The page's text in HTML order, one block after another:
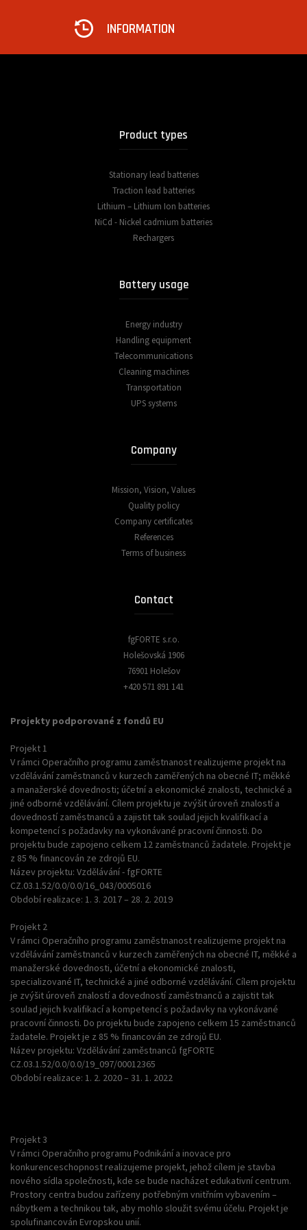
INFORMATION
Product types
Stationary lead batteries
Traction lead batteries
Lithium – Lithium Ion batteries
NiCd - Nickel cadmium batteries
Rechargers
Battery usage
Energy industry
Handling equipment
Telecommunications
Cleaning machines
Transportation
UPS systems
Company
Mission, Vision, Values
Quality policy
Company certificates
References
Terms of business
Contact
fgFORTE s.r.o.
Holešovská 1906
76901 Holešov
+420 571 891 141
Projekty podporované z fondů EU
Projekt 1
V rámci Operačního programu zaměstnanost realizujeme projekt na
vzdělávání zaměstnanců v kurzech zaměřených na obecné IT; měkké
a manažerské dovednosti; účetní a ekonomické znalosti, technické a
jiné odborné vzdělávání. Cílem projektu je zvýšit úroveň znalostí a
dovedností zaměstnanců a zajistit tak soulad jejich kvalifikací a
kompetencí s požadavky na vykonávané pracovní činnosti. Do
projektu bude zapojeno celkem 12 zaměstnanců žadatele. Projekt je
z 85 % financován ze zdrojů EU.
Název projektu: Vzdělávání - fgFORTE
CZ.03.1.52/0.0/0.0/16_043/0005016
Období realizace: 1. 3. 2017 – 28. 2. 2019
Projekt 2
V rámci Operačního programu zaměstnanost realizujeme projekt na
vzdělávání zaměstnanců v kurzech zaměřených na obecné IT, měkké a
manažerské dovednosti, účetní a ekonomické znalosti,
specializované IT, technické a jiné odborné vzdělávání. Cílem projektu
je zvýšit úroveň znalostí a dovedností zaměstnanců a zajistit tak
soulad jejich kvalifikací a kompetencí s požadavky na vykonávané
pracovní činnosti. Do projektu bude zapojeno celkem 15 zaměstnanců
žadatele. Projekt je z 85 % financován ze zdrojů EU.
Název projektu: Vzdělávání zaměstnanců fgFORTE
CZ.03.1.52/0.0/0.0/19_097/00012365
Období realizace: 1. 2. 2020 – 31. 1. 2022
Projekt 3
V rámci Operačního programu Podnikání a inovace pro
konkurenceschopnost realizujeme projekt, jehož cílem je stavba
nového sídla společnosti, kde se bude nacházet edukativní centrum.
Prostory centra budou zařízeny potřebným vnitřním vybavením –
nábytkem a technikou tak, aby mohlo sloužit svému účelu. Projekt je
spolufinancován Evropskou unií.